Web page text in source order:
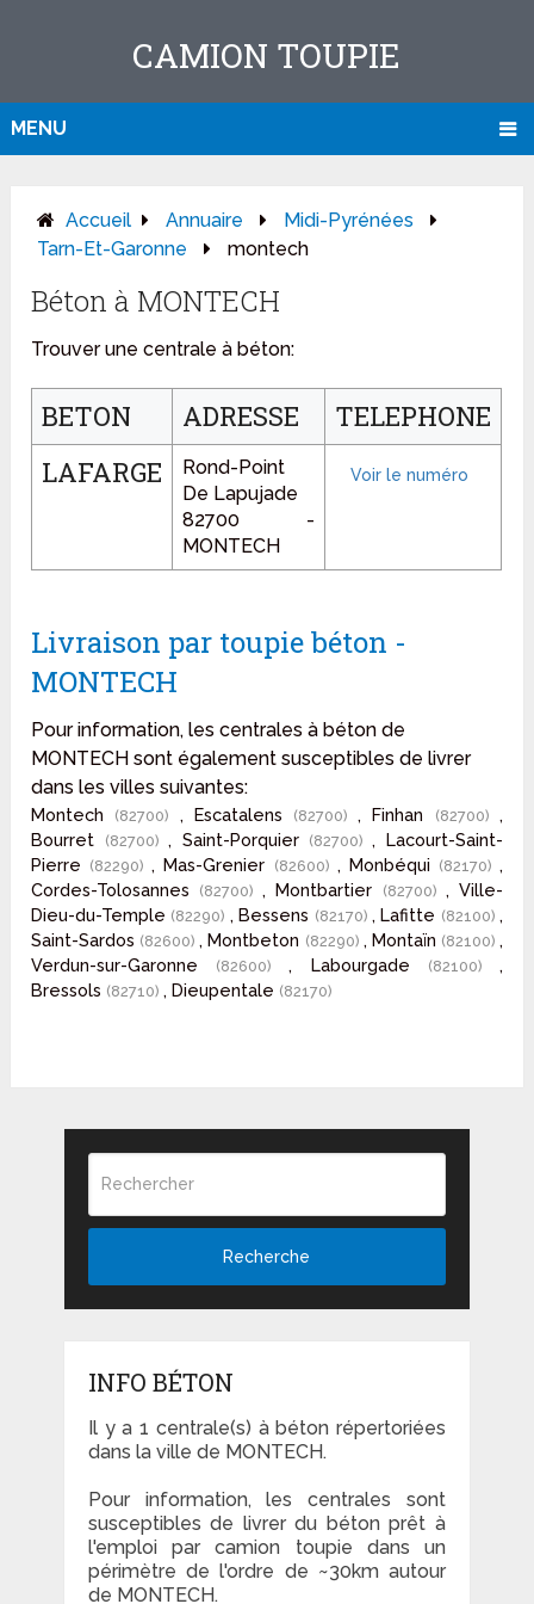
CAMION TOUPIE
MENU
Accueil Annuaire
Midi-Pyrénées
Tarn-Et-Garonne
montech
Béton à MONTECH
Trouver une centrale à béton:
BETON ADRESSE
TELEPHONE
LAFARGE
Rond-Point
De Lapujade
82700 -
MONTECH
Livraison par toupie béton -
MONTECH
Pour information, les centrales à béton de
MONTECH sont également susceptibles de livrer
dans les villes suivantes:
Montech (82700) , Escatalens (82700), Finhan (82700) ,
Bourret
(82700), Saint-Porquier (82700), Lacourt-Saint-
Pierre (82290), Mas-Grenier (82600) , Monbéqui (82170) ,
Cordes-Tolosannes
(82700), Montbartier (82700) , Ville-
Dieu-du-Temple (82290) , Bessens (82170) , Lafitte (82100) ,
Saint-Sardos (82600), Montbeton (82290) , Montaïn (82100) ,
Verdun-sur-Garonne
(82600), Labourgade (82100) ,
Bressols (82710), Dieupentale (82170)
Recherche
INFO BÉTON
Il y a 1 centrale(s) à béton répertoriées
dans la ville de MONTECH.
Pour information, les centrales sont
susceptibles de livrer du béton prêt à
l'emploi par camion toupie dans un
périmètre de l'ordre de ~30km autour
de MONTECH.